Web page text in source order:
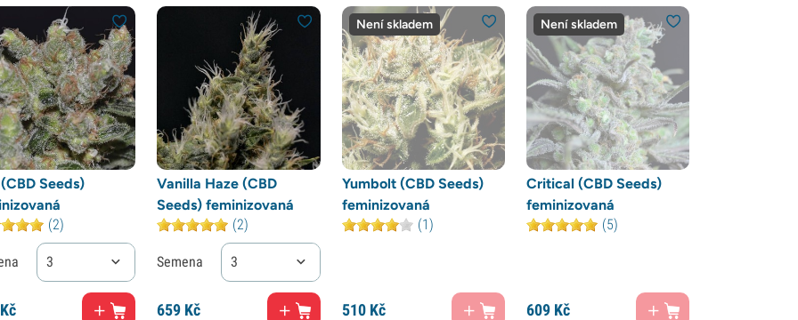
Seeds)
(2)
3
Kč
Vanilla Haze (CBD
Seeds) feminizovaná
(2)
Semena 3
659 Kč
Není skladem
Yumbolt (CBD Seeds)
feminizovaná
(1)
510Kč
Není skladem
Critical (CBD Seeds)
feminizovaná
(5)
609Kč